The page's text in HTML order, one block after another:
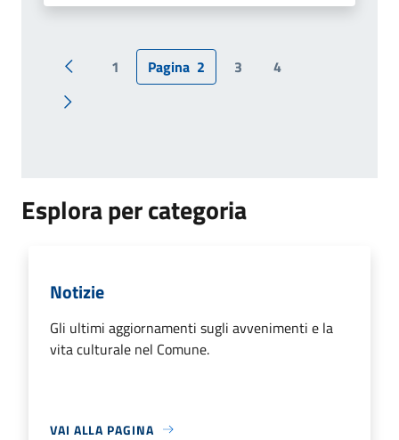
Pagina precedente
1 Pagina 2 3 4
Pagina successiva
Esplora per categoria
Notizie
Gli ultimi aggiornamenti sugli avvenimenti e la
vita culturale nel Comune.
VAI ALLA PAGINA